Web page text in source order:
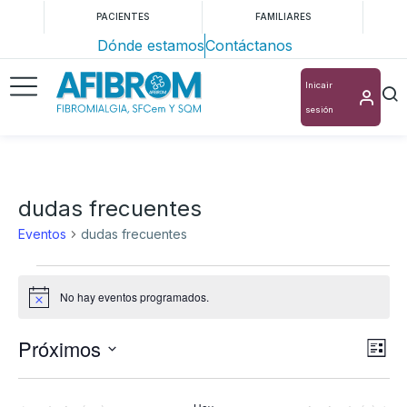
PACIENTES FAMILIARES
Dónde estamosContáctanos
Inicair
sesión
dudas frecuentes
Eventos dudas frecuentes
Aviso No hay eventos programados.
de
de
Lista
Próximos
Selecciona